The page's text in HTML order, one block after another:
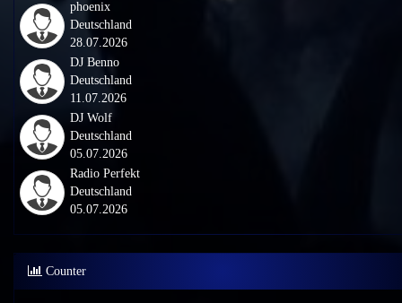
phoenix
Deutschland
28.07.2026
DJ Benno
Deutschland
11.07.2026
DJ Wolf
Deutschland
05.07.2026
Radio Perfekt
Deutschland
05.07.2026
Counter